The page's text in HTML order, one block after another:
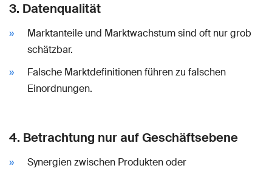
3. Datenqualität
Marktanteile und Marktwachstum sind oft nur grob
schätzbar.
Falsche Marktdefinitionen führen zu falschen
Einordnungen.
4. Betrachtung nur auf Geschäftsebene
Synergien zwischen Produkten oder